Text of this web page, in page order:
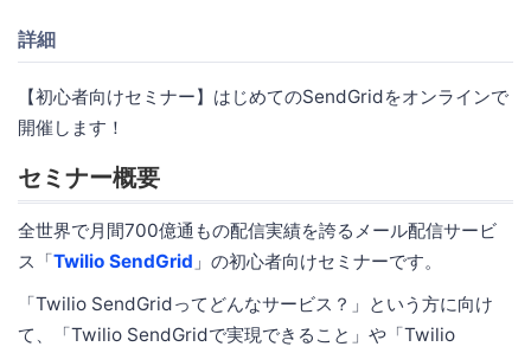
詳細
【初心者向けセミナー】はじめてのSendGridをオンラインで
開催します！
セミナー概要
全世界で月間700億通もの配信実績を誇るメール配信サービ
ス「Twilio SendGrid 」の初心者向けセミナーです。
「Twilio SendGridってどんなサービス？」という方に向け
て、「Twilio SendGridで実現できること」や「Twilio